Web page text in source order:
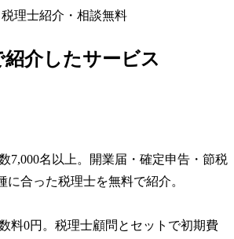
理士紹介・相談無料
介したサービス
7,000名以上。開業届・確定申告・節税
に合った税理士を無料で紹介。
料0円。税理士顧問とセットで初期費